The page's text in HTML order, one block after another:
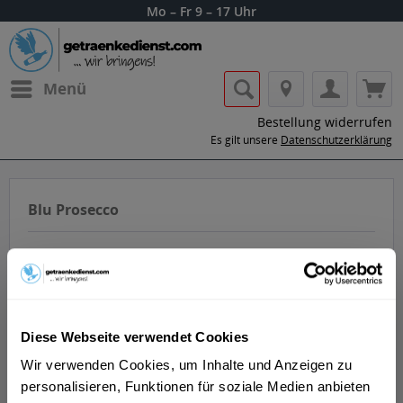
Diese Webseite verwendet Cookies
Wir verwenden Cookies, um Inhalte und Anzeigen zu
personalisieren, Funktionen für soziale Medien anbieten
Mo – Fr 9 – 17 Uhr
Menü
Bestellung widerrufen
Es gilt unsere Datenschutzerklärung
Blu Prosecco
nach Hause oder ins Büro liefern.